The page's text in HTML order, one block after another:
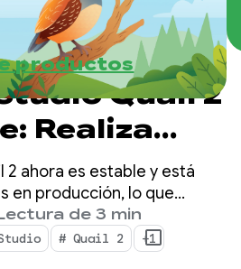
productos
Quail 2
Realiza
con el
IA de
2 ahora es estable y está
en producción, lo que
tu IDE con flujos de trabajo
generación de perfiles
de forma nativa y
de 3 min
# Quail 2 +1